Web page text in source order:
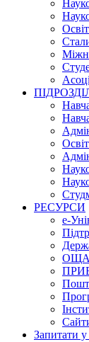
РЕСУРСИ
е-
Запитати у